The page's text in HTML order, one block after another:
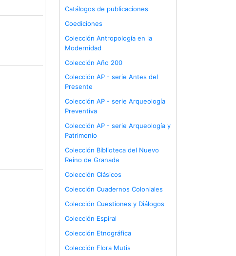
Catálogos de publicaciones
Coediciones
Colección Antropología en la
Modernidad
Colección Año 200
Colección AP - serie Antes del
Presente
Colección AP - serie Arqueología
Preventiva
Colección AP - serie Arqueología y
Patrimonio
Colección Biblioteca del Nuevo
Reino de Granada
Colección Clásicos
Colección Cuadernos Coloniales
Colección Cuestiones y Diálogos
Colección Espiral
Colección Etnográfica
Colección Flora Mutis